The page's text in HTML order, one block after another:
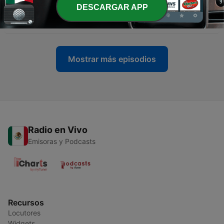
559 - Hoy es Risco I Lunes 03 de Agosto de 2026
03 ago. 2026
Mostrar más episodios
Radio en Vivo
Emisoras y Podcasts
Recursos
Locutores
DESCARGAR APP